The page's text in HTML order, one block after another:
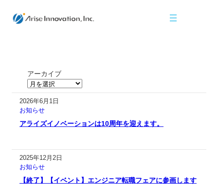
アーカイブ
2026年6月1日
お知らせ
アライズイノベーションは10周年を迎えます。
2025年12月2日
お知らせ
【終了】【イベント】エンジニア転職フェアに参画します